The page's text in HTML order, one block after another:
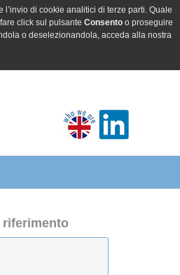
di cookie analitici di terze parti. Quale
click sul pulsante Consentoo proseguire
o deselezionandola, acceda alla nostra
riferimento